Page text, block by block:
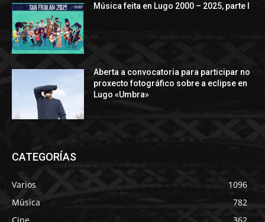
Música feita en Lugo 2000 – 2025, parte I
Aberta a convocatoria para participar no
proxecto fotográfico sobre a eclipse en
Lugo «Umbra»
CATEGORÍAS
Varios
1096
Música
782